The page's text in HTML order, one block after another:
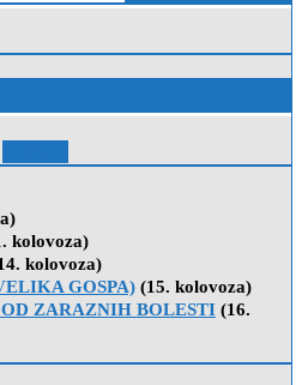
kolovoza)
kolovoza)
GOSPA) (15. kolovoza)
ZARAZNIH BOLESTI (16.